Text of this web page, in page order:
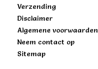
Verzending
Disclaimer
Algemene voorwaarden
Neem contact op
Sitemap